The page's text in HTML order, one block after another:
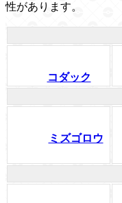
性があります。
コダック
ミズゴロウ